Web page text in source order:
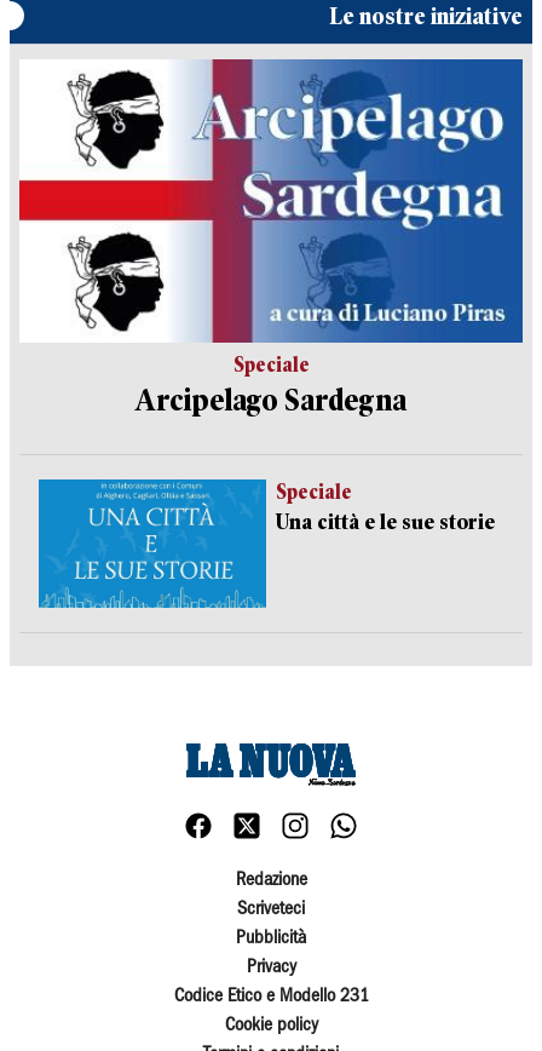
Le nostre iniziative
Speciale
Arcipelago Sardegna
Speciale
Una città e le sue storie
Redazione
Scriveteci
Pubblicità
Privacy
Codice Etico e Modello 231
Cookie policy